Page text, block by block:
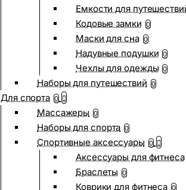
Емкости для
Кодовые замки 0
Маски для сна 0
Надувные подушки 0
Чехлы для одежды 0
Наборы для путешествий 0
Для спорта 0
Массажеры 0
Наборы для спорта 0
Спортивные аксессуары 0
Аксессуары для фитнеса
Браслеты 0
Коврики для фитнеса 0